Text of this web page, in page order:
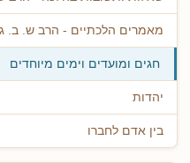
מאמרים הלכתיים - הרב ש. ב.
חגים ומועדים וימים מיוחדים
יהדות
בין אדם לחברו